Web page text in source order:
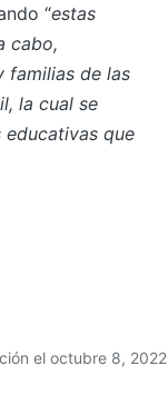
“estas
cabo,
familias de las
la cual se
que
el octubre 8, 2022